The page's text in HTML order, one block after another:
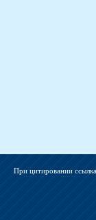
При цитировании